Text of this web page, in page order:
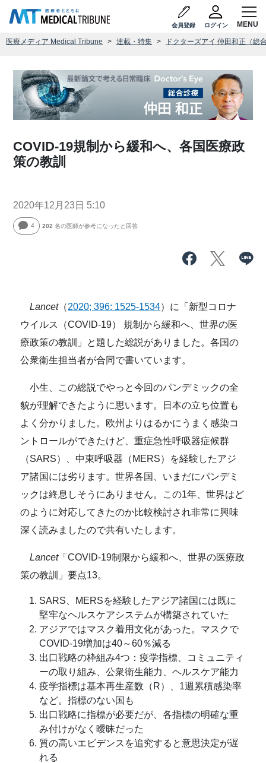
会員登録 ログイン
医療メディア Medical Tribune 連載・特集 ドクターズアイ 仲田和正（総
COVID-19規制から緩和へ、各国医療政
策の教訓
2020年12月23日 5:10
4 202 名の医師が参考になったと回答
Lancet（2020; 396: 1525-1534）に「新型コロナ
ウイルス（COVID-19） 規制から緩和へ、世界の医
療政策の教訓」と題した総説がありました。各国の
公衆衛生担当者が合同で書いています。
小生、この総説でやっと今回のパンデミックの全
貌が理解できたように思います。日本の立ち位置も
よく分かりました。欧州よりはるかにうまく感染コ
ントロールができたけど、重症急性呼吸器症候群
（SARS）、中東呼吸器（MERS）を経験したアジ
ア諸国には劣ります。世界各国、いまだにパンデミ
ックは終息しそうにありません。この1年、世界はど
のように対応してきたのか比較検討され非常に興味
深く読みましたので共有いたします。
Lancet「COVID-19制限から緩和へ、世界の医療政
策の教訓」要点13。
SARS、MERSを経験したアジア諸国には既に
堅牢なヘルスケアシステムが構築されていた
アジアではマスク着用文化があった。マスクで
COVID-19増加は40～60％減る
出口戦略の枠組み4つ：疫学指標、コミュニティ
ーの取り組み、公衆衛生能力、ヘルスケア能力
疫学指標は基本再生産数（R）、1週累積感染率
など。指標のない国も
出口戦略に指標が必要だが、各指標の明確な重
み付けがなく曖昧だった
質の高いエビデンスを追究すると意思決定が遅
れる